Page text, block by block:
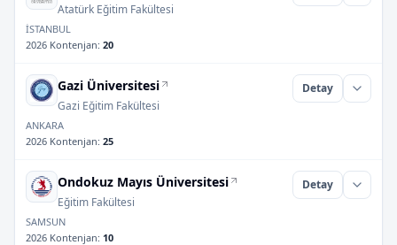
Atatürk Eğitim Fakültesi
İSTANBUL
2026 Kontenjan: 20
Gazi Üniversitesi
Gazi Eğitim Fakültesi
Detay
ANKARA
2026 Kontenjan: 25
Ondokuz Mayıs Üniversitesi
Eğitim Fakültesi
Detay
SAMSUN
2026 Kontenjan: 10